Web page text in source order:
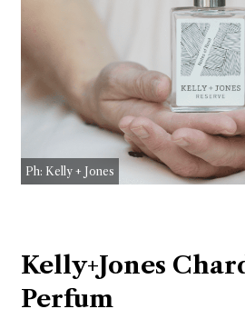
Ph: Kelly + Jones
Kelly+Jones
Perfum